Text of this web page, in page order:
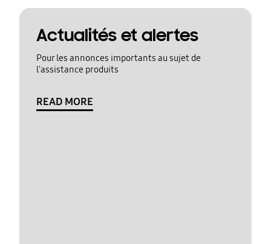
Actualités et alertes
Pour les annonces importants au sujet de
l'assistance produits
READ MORE